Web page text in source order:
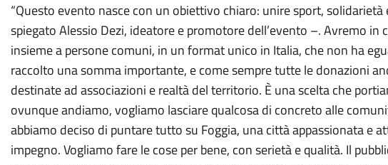
“Questo evento nasce con un obiettivo chiaro: unire sport,
spiegato Alessio Dezi, ideatore e promotore dell’evento –. Avremo in
insieme a persone comuni, in un format unico in Italia, che non ha
raccolto una somma importante, e come sempre tutte le donazioni
destinate ad associazioni e realtà del territorio. È una scelta che
ovunque andiamo, vogliamo lasciare qualcosa di concreto alle
abbiamo deciso di puntare tutto su Foggia, una città appassionata e
impegno. Vogliamo fare le cose per bene, con serietà e qualità. Il